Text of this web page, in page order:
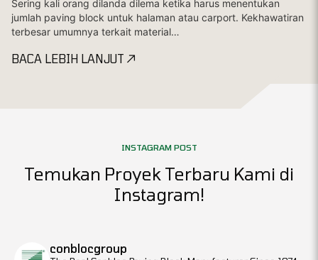
Sering kali orang dilanda dilema ketika harus menentukan
jumlah paving block untuk halaman atau carport. Kekhawatiran
terbesar umumnya terkait material…
BACA LEBIH LANJUT
INSTAGRAM POST
Temukan Proyek Terbaru Kami di
Instagram!
conblocgroup